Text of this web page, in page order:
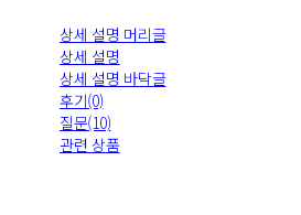
상세 설명 머리글
상세 설명
상세 설명 바닥글
후기(0)
질문(10)
관련 상품